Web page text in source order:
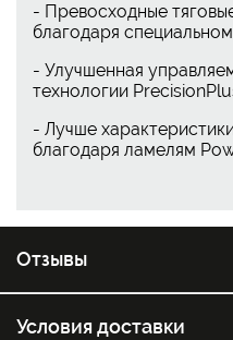
- Превосходные
благодаря
- Улучшенная
технологии
- Лучше
благодаря ламелям
Отзывы
Условия доставки